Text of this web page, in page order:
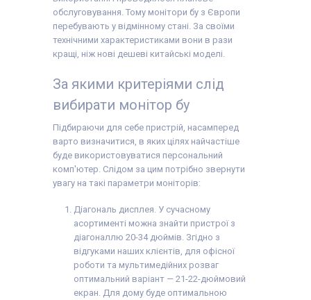
обслуговування. Тому монітори бу з Європи
перебувають у відмінному стані. За своїми
технічними характеристиками вони в рази
кращі, ніж нові дешеві китайські моделі.
За якими критеріями слід
вибирати монітор бу
Підбираючи для себе пристрій, насамперед
варто визначитися, в яких цілях найчастіше
буде використовуватися персональний
комп'ютер. Слідом за цим потрібно звернути
увагу на такі параметри моніторів:
Діагональ дисплея. У сучасному
асортименті можна знайти пристрої з
діагоналлю 20-34 дюймів. Згідно з
відгуками наших клієнтів, для офісної
роботи та мультимедійних розваг
оптимальний варіант — 21-22-дюймовий
екран. Для дому буде оптимальною